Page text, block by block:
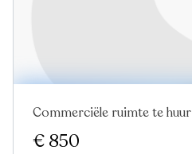
Commerciële ruimte te huur
€ 850